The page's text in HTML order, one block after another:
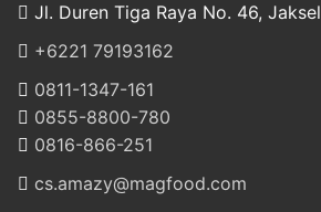
Jl. Duren Tiga Raya No. 46, Jaksel
‎+6221 79193162
‪0811-1347-161
‪0855-8800-780
‪0816-866-251
cs.amazy@magfood.com